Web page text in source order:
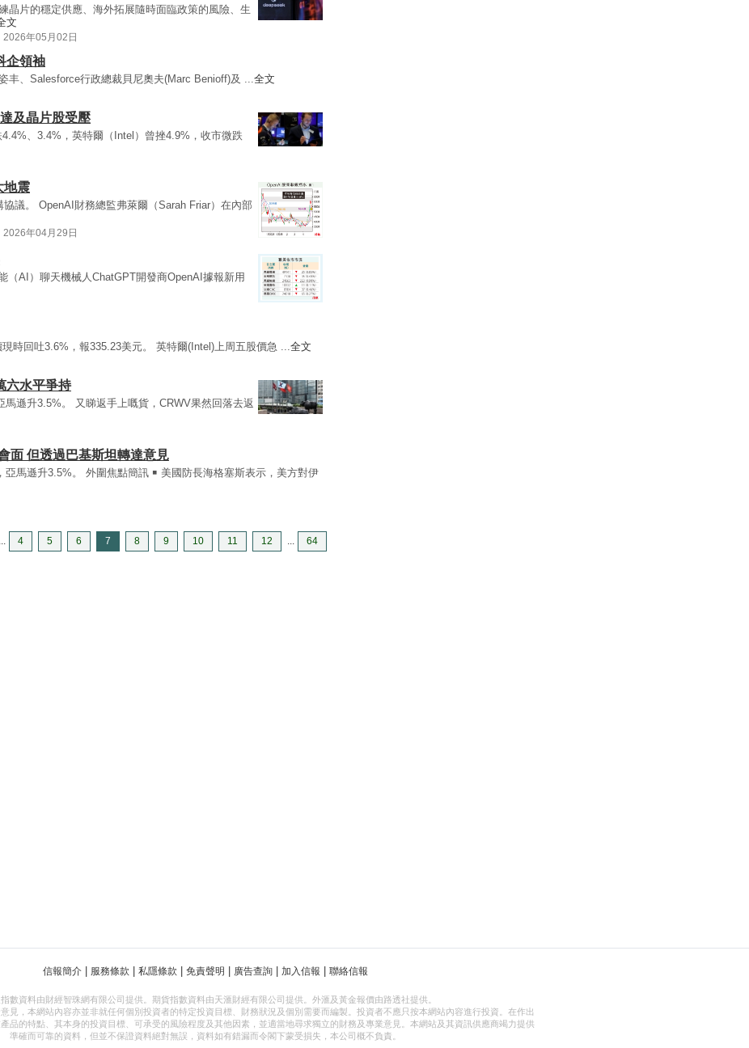
晶片的穩定供應、海外拓展隨時面臨政策的風險、生
文
2026年05月02日
企領袖
丰、Salesforce行政總裁貝尼奧夫(Marc Benioff)及 ...全文
及晶片股受壓
4.4%、3.4%，英特爾（Intel）曾挫4.9%，收市微跌
地震
協議。 OpenAI財務總監弗萊爾（Sarah Friar）在內部
2026年04月29日
（AI）聊天機械人ChatGPT開發商OpenAI據報新用
時回吐3.6%，報335.23美元。 英特爾(Intel)上周五股價急 ...全文
六水平爭持
馬遜升3.5%。 又睇返手上嘅貨，CRWV果然回落去返
面 但透過巴基斯坦轉達意見
亞馬遜升3.5%。 外圍焦點簡訊 ￭ 美國防長海格塞斯表示，美方對伊
... 4 5 6 7 8 9 10 11 12 ... 64
信報簡介 服務條款 私隱條款 免責聲明 廣告查詢 加入信報 聯絡信報
指數資料由財經智珠網有限公司提供。期貨指數資料由天滙財經有限公司提供。外滙及黃金報價由路透社提供。
見，本網站內容亦並非就任何個別投資者的特定投資目標、財務狀況及個別需要而編製。投資者不應只按本網站內容進行投資。在作出
品的特點、其本身的投資目標、可承受的風險程度及其他因素，並適當地尋求獨立的財務及專業意見。本網站及其資訊供應商竭力提供
準確而可靠的資料，但並不保證資料絕對無誤，資料如有錯漏而令閣下蒙受損失，本公司概不負責。